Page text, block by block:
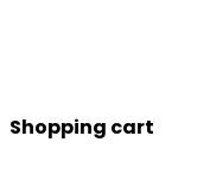
Shopping cart